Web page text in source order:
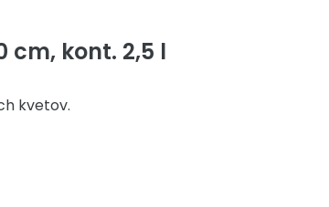
cm, kont. 2,5 l
kvetov.